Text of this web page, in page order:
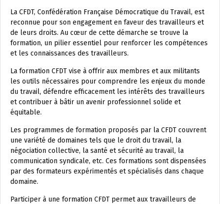
La CFDT, Confédération Française Démocratique du Travail, est
reconnue pour son engagement en faveur des travailleurs et
de leurs droits. Au cœur de cette démarche se trouve la
formation, un pilier essentiel pour renforcer les compétences
et les connaissances des travailleurs.
La formation CFDT vise à offrir aux membres et aux militants
les outils nécessaires pour comprendre les enjeux du monde
du travail, défendre efficacement les intérêts des travailleurs
et contribuer à bâtir un avenir professionnel solide et
équitable.
Les programmes de formation proposés par la CFDT couvrent
une variété de domaines tels que le droit du travail, la
négociation collective, la santé et sécurité au travail, la
communication syndicale, etc. Ces formations sont dispensées
par des formateurs expérimentés et spécialisés dans chaque
domaine.
Participer à une formation CFDT permet aux travailleurs de